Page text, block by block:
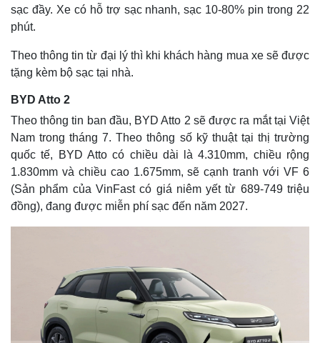
sạc đầy. Xe có hỗ trợ sạc nhanh, sạc 10-80% pin trong 22
phút.
Theo thông tin từ đại lý thì khi khách hàng mua xe sẽ được
tặng kèm bộ sạc tại nhà.
BYD Atto 2
Theo thông tin ban đầu, BYD Atto 2 sẽ được ra mắt tại Việt
Nam trong tháng 7. Theo thông số kỹ thuật tại thị trường
quốc tế, BYD Atto có chiều dài là 4.310mm, chiều rộng
1.830mm và chiều cao 1.675mm, sẽ cạnh tranh với VF 6
(Sản phẩm của VinFast có giá niêm yết từ 689-749 triệu
đồng), đang được miễn phí sạc đến năm 2027.